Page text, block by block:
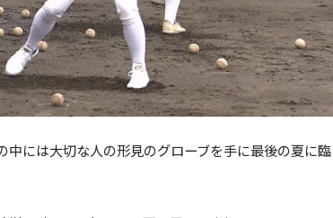
には大切な人の形見のグローブを手に最後の夏に臨